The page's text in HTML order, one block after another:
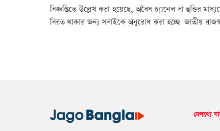
বিজ্ঞপ্তিতে উল্লেখ করা হয়েছে, অবৈধ চ্যানেল বা হুন্ডির
বিরত থাকার জন্য সবাইকে অনুরোধ করা হচ্ছে। জাতীয়
নেপথ্যে